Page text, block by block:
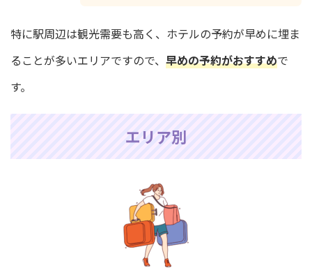
特に駅周辺は観光需要も高く、ホテルの予約が早めに埋ま
ることが多いエリアですので、 早めの予約がおすすめで
す。
エリア別